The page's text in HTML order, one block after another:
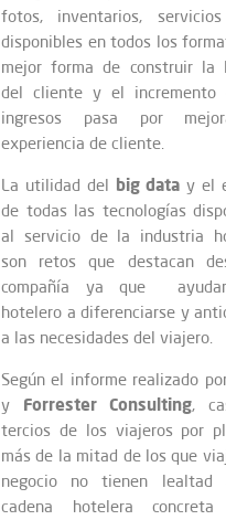
fotos, inventarios,
disponibles en todos los
mejor forma de construir la
del cliente y el incremento
ingresos pasa por
experiencia de cliente.
La utilidad del big data y el
de todas las tecnologías
al servicio de la industria
son retos que destacan
compañía ya que
hotelero a diferenciarse y
a las necesidades del viajero.
Según el informe realizado
y Forrester Consulting,
tercios de los viajeros por
más de la mitad de los que
negocio no tienen lealtad
cadena hotelera